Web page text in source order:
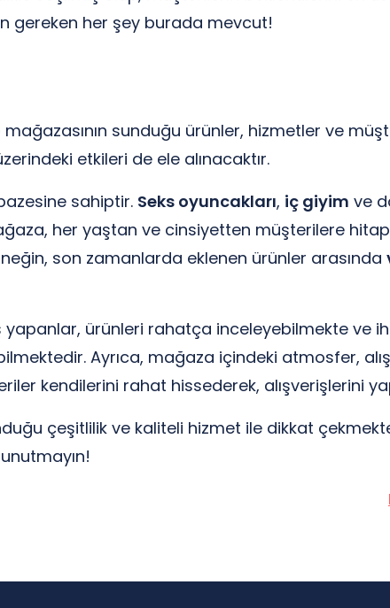
gereken her şey burada mevcut!
sunduğu ürünler, hizmetler ve
etkileri de ele alınacaktır.
sahiptir. Seks oyuncakları, iç giyim ve
her yaştan ve cinsiyetten müşterilere
son zamanlarda eklenen ürünler arasında
ürünleri rahatça inceleyebilmekte ve
Ayrıca, mağaza içindeki atmosfer,
kendilerini rahat hissederek, alışverişlerini
çeşitlilik ve kaliteli hizmet ile dikkat